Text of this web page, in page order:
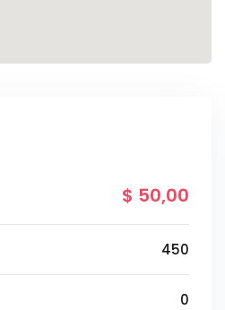
$ 50,00
450
0